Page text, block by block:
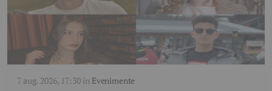
7 aug. 2026, 17:30în Evenimente